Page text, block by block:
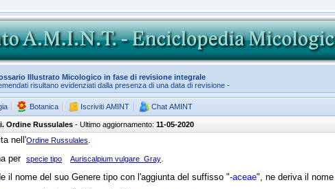
Illustrato Micologico in fase di revisione integrale
risultano evidenziati dalla presenza di una data di revisione -
Botanica Iscriviti AMINT Chat AMINT
Ordine Russulales - Ultimo aggiornamento: 11-05-2020
nell'Ordine Russulales.
per specie tipo Auriscalpium vulgare Gray.
il nome del suo Genere tipo con l'aggiunta del suffisso "-aceae", ne deriva il nome